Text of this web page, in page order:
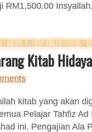
Kitab
kitab yang akan
Pelajar Tahfiz
ini. Pengajian Ala